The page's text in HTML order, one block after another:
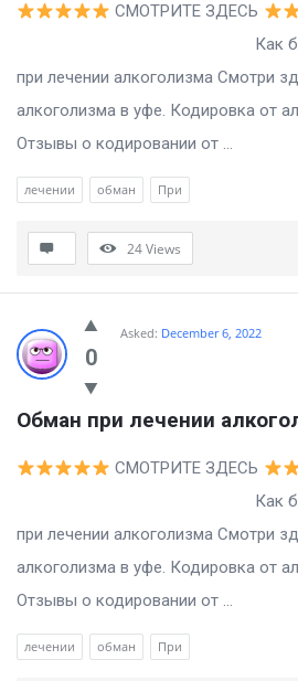
СМОТРИТЕ ЗДЕСЬ
Как бросить
при лечении алкоголизма Смотри
алкоголизма в уфе. Кодировка от
Отзывы о кодировании от ...
лечении обман При
24Views
0
Asked: December 6, 2022
Обман при лечении
СМОТРИТЕ ЗДЕСЬ
Как бросить
при лечении алкоголизма Смотри
алкоголизма в уфе. Кодировка от
Отзывы о кодировании от ...
лечении обман При